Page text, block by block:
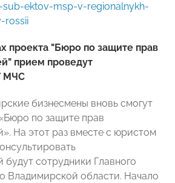
sub-ektov-msp-v-regionalnykh-
rossii
проекта "Бюро по защите прав
прием проведут
МЧС
бизнесмены вновь смогут
по защите прав
На этот раз вместе с юристом
сотрудники Главного
Владимирской области. Начало